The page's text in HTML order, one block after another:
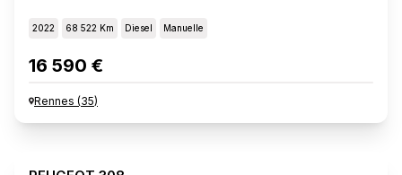
2022 68 522 Km Diesel Manuelle
16 590 €
Rennes (35)